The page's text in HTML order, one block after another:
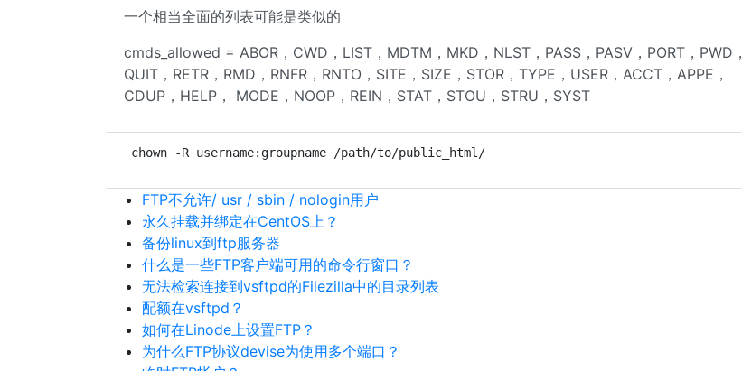
一个相当全面的列表可能是类似的
cmds_allowed = ABOR，CWD，LIST，MDTM，MKD，NLST，PASS，PASV，PORT，PWD，
QUIT，RETR，RMD，RNFR，RNTO，SITE，SIZE，STOR，TYPE，USER，ACCT，APPE，
CDUP，HELP， MODE，NOOP，REIN，STAT，STOU，STRU，SYST
chown -R username:groupname /path/to/public_html/
FTP不允许/ usr / sbin / nologin用户
永久挂载并绑定在CentOS上？
备份linux到ftp服务器
什么是一些FTP客户端可用的命令行窗口？
无法检索连接到vsftpd的Filezilla中的目录列表
配额在vsftpd？
如何在Linode上设置FTP？
为什么FTP协议devise为使用多个端口？